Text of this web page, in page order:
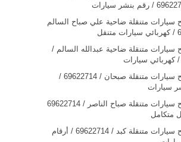
سيارات متنقلة ضاحية علي صباح السالم
سيارات متنقلة ضاحية عبدالله السالم /
خدمة تصليح سيارات متنقلة صبحان / 69622714‬ /
سيارات
متكامل
خدمة تصليح سيارات متنقلة كبد / 69622714‬ / أرقام